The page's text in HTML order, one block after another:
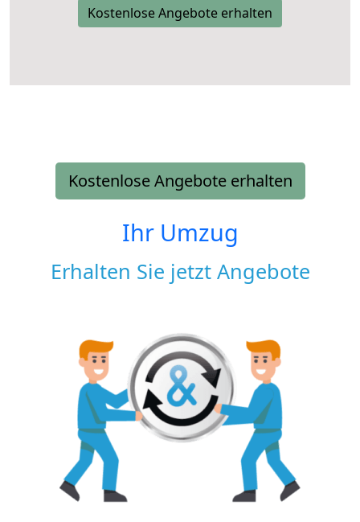
Kostenlose Angebote erhalten
Kostenlose Angebote erhalten
Ihr Umzug
Erhalten Sie jetzt Angebote